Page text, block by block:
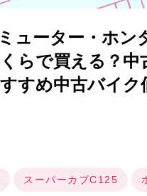
ューター・ホン
らで買える？
すめ中古バイク
スーパーカブC125